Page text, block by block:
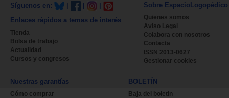
Síguenos en:
Enlaces rápidos a temas de interés
Tienda
Bolsa de trabajo
Actualidad
Cursos y congresos
Sobre EspacioLogopédico
Quienes somos
Aviso Legal
Colabora con nosotros
Contacta
ISSN 2013-0627
Gestionar cookies
Nuestras garantías
Cómo comprar
BOLETÍN
Baja del boletin